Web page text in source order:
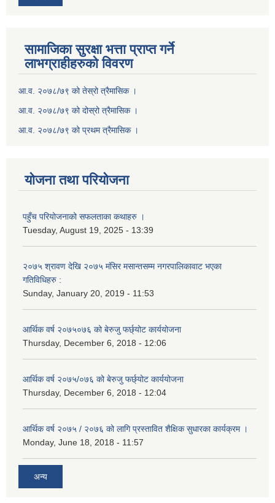
सामाजिका सुरक्षा भत्ता प्राप्त गर्ने
लाभग्राहीहरुको विवरण
आ.व. २०७८/७९ को तेस्रो त्रैमासिक ।
आ.व. २०७८/७९ को दोस्रो त्रैमासिक ।
आ.व. २०७८/७९ को प्रथम त्रैमासिक ।
योजना तथा परियोजना
पहुँच परियोजनाको सफलताका कथाहरु ।
Tuesday, August 19, 2025 - 13:39
२०७५ श्रावण देखि २०७५ मंसिर मसान्तसम्म नगरपालिकावाट भएका
गतिविधिहरु :
Sunday, January 20, 2019 - 11:53
आर्थिक वर्ष २०७५०७६ को बेरुजु फर्छ्योट कार्ययोजना
Thursday, December 6, 2018 - 12:06
आर्थिक वर्ष २०७५/०७६ को बेरुजु फर्छ्योट कार्ययोजना
Thursday, December 6, 2018 - 12:04
आर्थिक वर्ष २०७५ / २०७६ को लागि प्रस्तावित शैक्षिक सुधारका कार्यक्रम ।
Monday, June 18, 2018 - 11:57
अन्य